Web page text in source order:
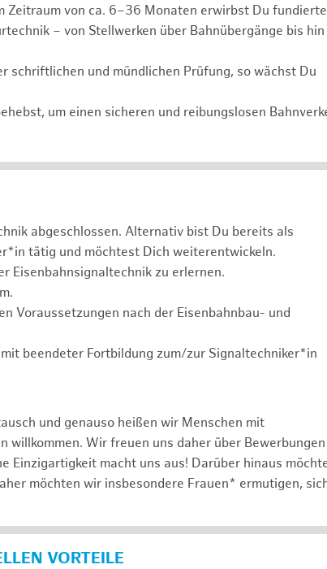
Zeitraum von ca. 6–36 Monaten erwirbst Du
– von Stellwerken über Bahnübergänge bis hin
schriftlichen und mündlichen Prüfung, so wächst Du
um einen sicheren und reibungslosen
abgeschlossen. Alternativ bist Du bereits als
tätig und möchtest Dich weiterentwickeln.
Eisenbahnsignaltechnik zu erlernen.
Voraussetzungen nach der Eisenbahnbau- und
beendeter Fortbildung zum/zur Signaltechniker*in
und genauso heißen wir Menschen mit
willkommen. Wir freuen uns daher über Bewerbungen
Einzigartigkeit macht uns aus! Darüber hinaus
möchten wir insbesondere Frauen* ermutigen,
VORTEILE